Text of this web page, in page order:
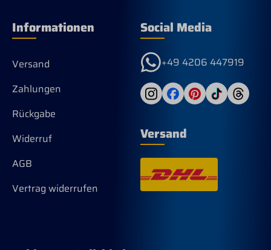
Informationen
Versand
Zahlungen
Rückgabe
Widerruf
AGB
Vertrag widerrufen
Social Media
+49 4206 447919
Versand